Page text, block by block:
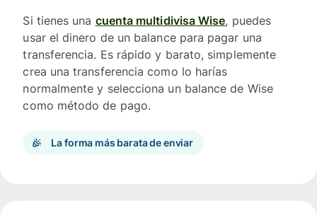
Si tienes una cuenta multidivisa Wise, puedes
usar el dinero de un balance para pagar una
transferencia. Es rápido y barato, simplemente
crea una transferencia como lo harías
normalmente y selecciona un balance de Wise
como método de pago.
La forma más barata de enviar